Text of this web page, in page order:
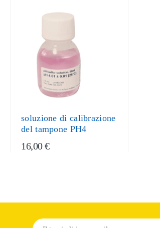
soluzione di calibrazione
del tampone PH4
16,00 €